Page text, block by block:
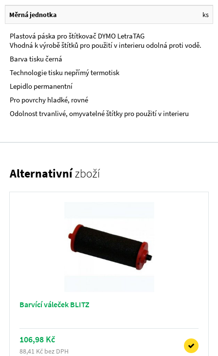
Měrná jednotka ks
Plastová páska pro štítkovač DYMO LetraTAG
Vhodná k výrobě štítků pro použití v interieru odolná proti vodě.
Barva tisku černá
Technologie tisku nepřímý termotisk
Lepidlo permanentní
Pro povrchy hladké, rovné
Odolnost trvanlivé, omyvatelné štítky pro použití v interieru
Alternativnízboží
Barvící váleček BLITZ
106,98 Kč
88,41 Kč bez DPH